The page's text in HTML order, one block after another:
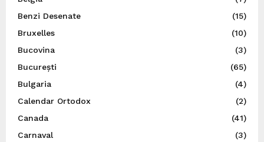
Benzi Desenate
(15)
Bruxelles
(10)
Bucovina
(3)
București
(65)
Bulgaria
(4)
Calendar Ortodox
(2)
Canada
(41)
Carnaval
(3)